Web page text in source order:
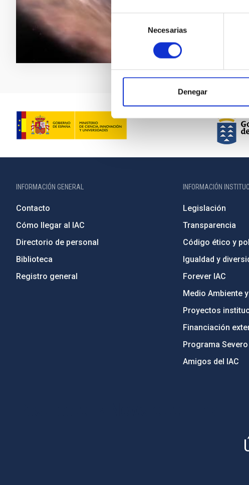
consentimiento
Necesarias
Denegar
INFORMACIÓN GENERAL
Contacto
Cómo llegar al IAC
Directorio de personal
Biblioteca
Registro general
INFORMACIÓN
Legislación
Transparencia
Código ético y
Igualdad y
Forever IAC
Medio Ambiente
Proyectos
Financiación
Programa
Amigos del IAC